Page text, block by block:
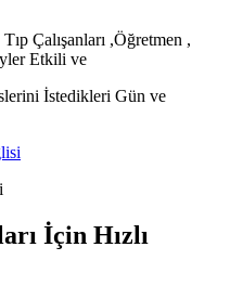
Çalışanları ,Öğretmen ,
Etkili ve
İstedikleri Gün ve
İçin Hızlı